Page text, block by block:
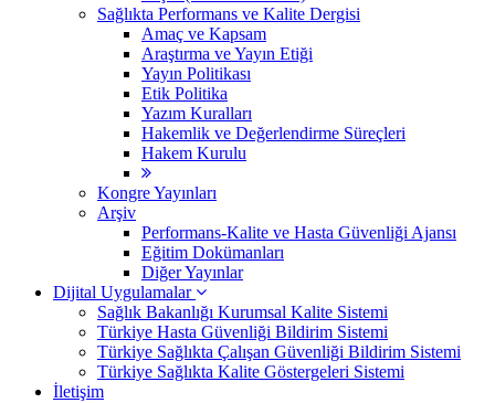
Sağlıkta Performans ve Kalite Dergisi
Amaç ve Kapsam
Araştırma ve Yayın Etiği
Yayın Politikası
Etik Politika
Yazım Kuralları
Hakemlik ve Değerlendirme Süreçleri
Hakem Kurulu
Kongre Yayınları
Arşiv
Performans-Kalite ve Hasta Güvenliği Ajansı
Eğitim Dokümanları
Diğer Yayınlar
Dijital Uygulamalar
Sağlık Bakanlığı Kurumsal Kalite Sistemi
​Türkiye Hasta Güvenliği Bildirim Sistemi
Türkiye Sağlıkta Çalışan Güvenliği Bildirim Sistemi
Türkiye Sağlıkta Kalite Göstergeleri Sistemi
İletişim